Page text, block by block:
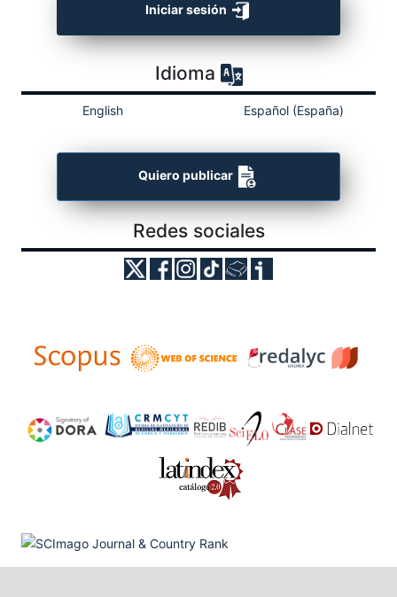
Iniciar sesión
Idioma
English Español (España)
Quiero publicar
Redes sociales